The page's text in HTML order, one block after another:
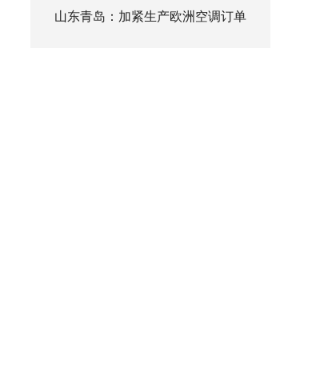
山东青岛：加紧生产欧洲空调订单